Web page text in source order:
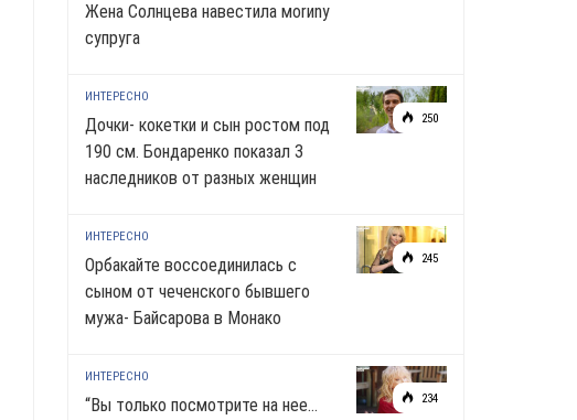
Жена Солнцева навестила моrиnу
супруга
250
ИНТЕРЕСНО
Дочки- кокетки и сын ростом под
190 см. Бондаренко показал 3
наследников от разных женщин
245
ИНТЕРЕСНО
Орбакайте воссоединилась с
сыном от чеченского бывшего
мужа- Байсарова в Монако
234
ИНТЕРЕСНО
“Вы только посмотрите на нее…